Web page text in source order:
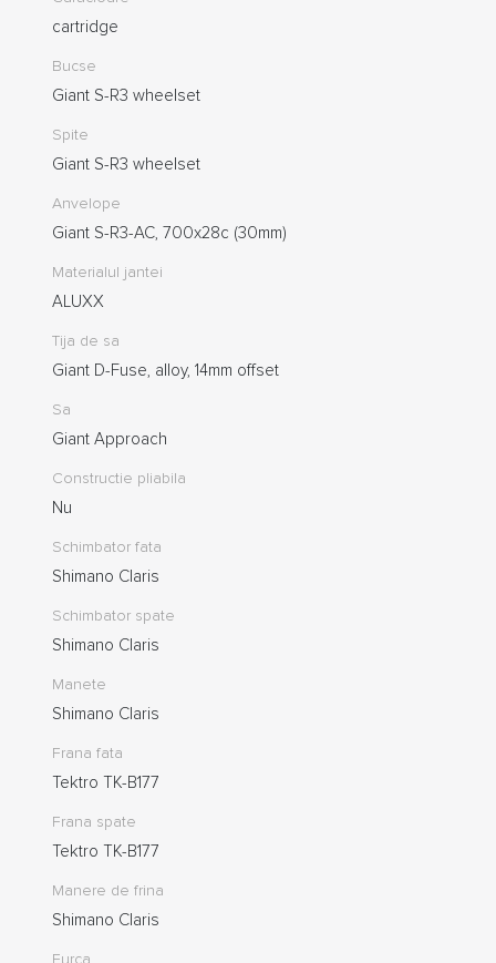
cartridge
Bucse
Giant S-R3 wheelset
Spite
Giant S-R3 wheelset
Anvelope
Giant S-R3-AC, 700x28c (30mm)
Materialul jantei
ALUXX
Tija de sa
Giant D-Fuse, alloy, 14mm offset
Sa
Giant Approach
Constructie pliabila
Nu
Schimbator fata
Shimano Claris
Schimbator spate
Shimano Claris
Manete
Shimano Claris
Frana fata
Tektro TK-B177
Frana spate
Tektro TK-B177
Manere de frina
Shimano Claris
Furca